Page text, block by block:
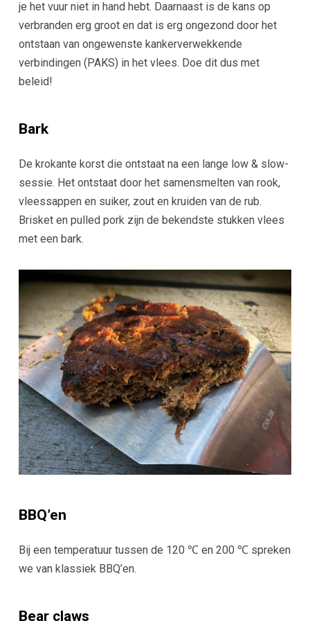
je het vuur niet in hand hebt. Daarnaast is de kans op
verbranden erg groot en dat is erg ongezond door het
ontstaan van ongewenste kankerverwekkende
verbindingen (PAKS) in het vlees. Doe dit dus met
beleid!
Bark
De krokante korst die ontstaat na een lange low & slow-
sessie. Het ontstaat door het samensmelten van rook,
vleessappen en suiker, zout en kruiden van de rub.
Brisket en pulled pork zijn de bekendste stukken vlees
met een bark.
BBQ’en
Bij een temperatuur tussen de 120 ℃ en 200 ℃ spreken
we van klassiek BBQ’en.
Bear claws